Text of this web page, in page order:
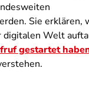
Sie erklären,
digitalen Welt
gestartet